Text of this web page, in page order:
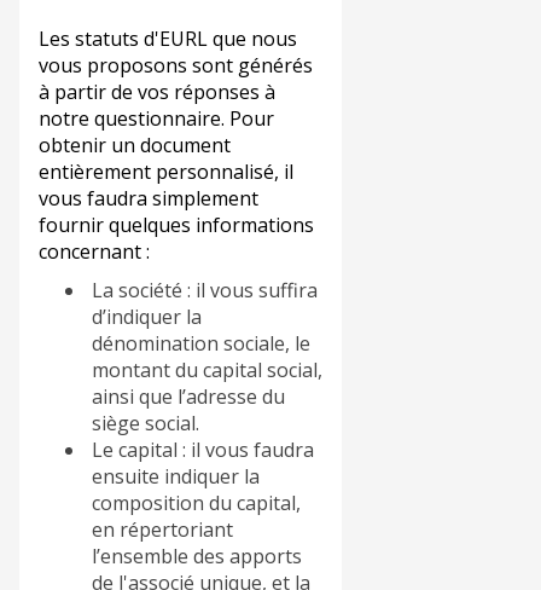
Les statuts d'EURL que nous
vous proposons sont générés
à partir de vos réponses à
notre questionnaire. Pour
obtenir un document
entièrement personnalisé, il
vous faudra simplement
fournir quelques informations
concernant :
La société : il vous suffira
d’indiquer la
dénomination sociale, le
montant du capital social,
ainsi que l’adresse du
siège social.
Le capital : il vous faudra
ensuite indiquer la
composition du capital,
en répertoriant
l’ensemble des apports
de l'associé unique, et la